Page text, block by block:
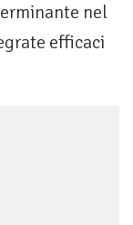
nel
efficaci